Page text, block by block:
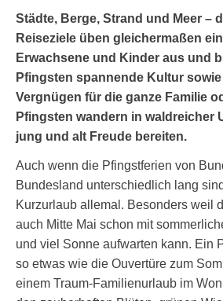
Städte, Berge, Strand und Meer –
Reiseziele üben gleichermaßen
Erwachsene und Kinder aus und
Pfingsten spannende Kultur
Vergnügen für die ganze Familie
Pfingsten wandern in waldreicher
jung und alt Freude bereiten.
Auch wenn die Pfingstferien von
Bundesland unterschiedlich lang
Kurzurlaub allemal. Besonders weil
auch Mitte Mai schon mit
und viel Sonne aufwarten kann. Ein
so etwas wie die Ouvertüre zum
einem Traum-Familienurlaub im